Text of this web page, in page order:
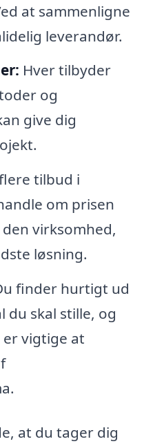
at sammenligne
leverandør.
Hver tilbyder
og
give dig
tilbud i
om prisen
virksomhed,
løsning.
finder hurtigt ud
du skal stille, og
vigtige at
at du tager dig